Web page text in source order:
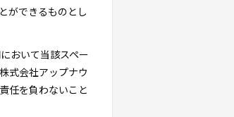
ができるものとし
おいて当該スペー
式会社アップナウ
任を負わないこと